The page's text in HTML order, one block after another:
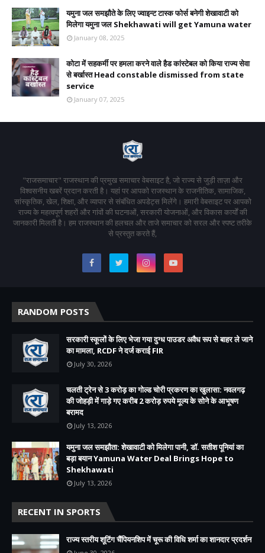
यमुना जल समझौते के लिए ज्वाइन्ट टास्क फोर्स बनेगी शेखावाटी को
मिलेगा यमुना जल Shekhawati will get Yamuna water
January 08, 2025
कोटा में सहकर्मी पर हमला करने वाले हैड कांस्टेबल को किया राज्य सेवा
से बर्खास्त Head constable dismissed from state
service
January 07, 2025
"राजसमाचार" राजस्थान की प्रमुख समाचार वेबसाइट है, जो राज्य से जुड़ी ताज़ा और
विश्वसनीय खबरें प्रदान करती है। यहां पर आपको राजस्थान के राजनीतिक, सामाजिक,
सांस्कृतिक, खेल, शिक्षा, और व्यापार से संबंधित अपडेट्स मिलेंगे। हमारी वेबसाइट पर आपको
राज्य के महत्वपूर्ण शहरों और गांवों की घटनाओं, सरकारी योजनाओं, और विकास कार्यों की
जानकारी मिलती है। हम राजस्थान की हलचल और ताजे समाचार को सरल और स्पष्ट तरीके
से प्रस्तुत करते हैं,
RANDOM POSTS
सरकारी स्कूलों के लिए भेजा गया दुग्ध पाउडर अवैध रूप से बाहर ले जाने
का मामला, RCDF ने दर्ज कराई FIR
July 30, 2026
चलती ट्रेन से 3 करोड़ का गोल्ड चोरी प्रकरण का खुलासा: नवलगढ़
की जोहड़ी में गाड़े गए करीब 2 करोड़ रुपये मूल्य के सोने के आभूषण
बरामद
July 13, 2026
यमुना जल समझौता: शेखावाटी को मिलेगा पानी, डॉ. सतीश पूनियां का
बड़ा बयान Yamuna Water Deal Brings Hope to
Shekhawati
July 13, 2026
RECENT IN SPORTS
राज्य स्तरीय शूटिंग चैंपियनशिप में चूरू की विधि शर्मा का शानदार प्रदर्शन